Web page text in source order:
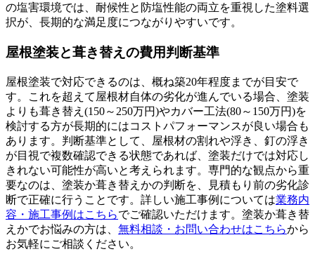
の塩害環境では、耐候性と防塩性能の両立を重視した塗料選
択が、長期的な満足度につながりやすいです。
屋根塗装と葺き替えの費用判断基準
屋根塗装で対応できるのは、概ね築20年程度までが目安で
す。これを超えて屋根材自体の劣化が進んでいる場合、塗装
よりも葺き替え(150～250万円)やカバー工法(80～150万円)を
検討する方が長期的にはコストパフォーマンスが良い場合も
あります。判断基準として、屋根材の割れや浮き、釘の浮き
が目視で複数確認できる状態であれば、塗装だけでは対応し
きれない可能性が高いと考えられます。専門的な観点から重
要なのは、塗装か葺き替えかの判断を、見積もり前の劣化診
断で正確に行うことです。詳しい施工事例については業務内
容・施工事例はこちらでご確認いただけます。塗装か葺き替
えかでお悩みの方は、 無料相談・お問い合わせはこちらから
お気軽にご相談ください。